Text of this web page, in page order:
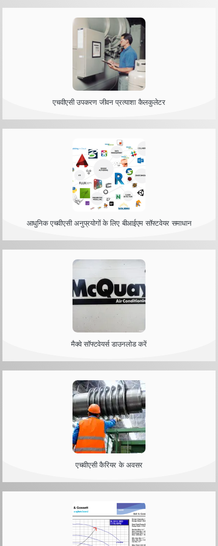
एचवीएसी उपकरण जीवन प्रत्याशा कैलकुलेटर
आधुनिक एचवीएसी अनुप्रयोगों के लिए बीआईएम सॉफ्टवेयर समाधान
मैक्वे सॉफ्टवेयर्स डाउनलोड करें
एचवीएसी कैरियर के अवसर